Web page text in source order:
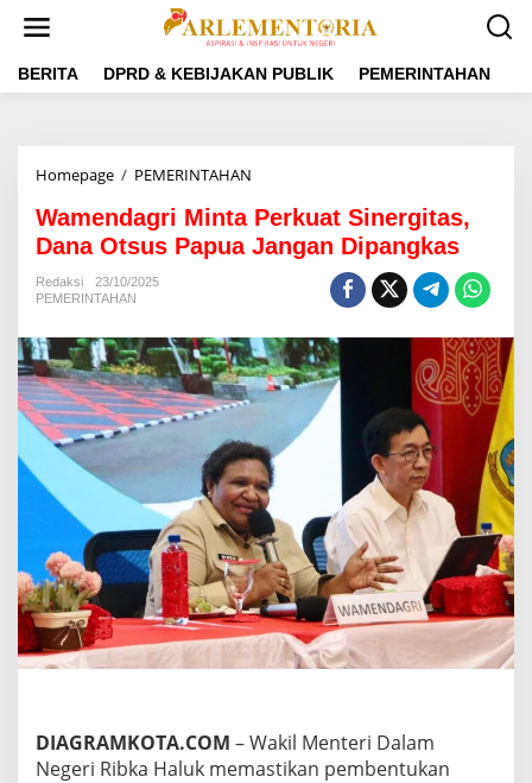
t
BERITA DPRD & KEBIJAKAN PUBLIK PEMERINTAHAN
Homepage / PEMERINTAHAN
m
e
n
r
i
M
i
t
a
P
e
r
k
u
a
t
S
i
r
g
i
Wamendagri Minta Perkuat Sinergitas,
Dana Otsus Papua Jangan Dipangkas
Redaksi
23/10/2025
PEMERINTAHAN
DIAGRAMKOTA.COM – Wakil Menteri Dalam
Negeri Ribka Haluk memastikan pembentukan